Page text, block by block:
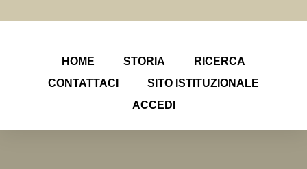
HOME STORIA
RICERCA
CONTATTACI
SITO ISTITUZIONALE
ACCEDI